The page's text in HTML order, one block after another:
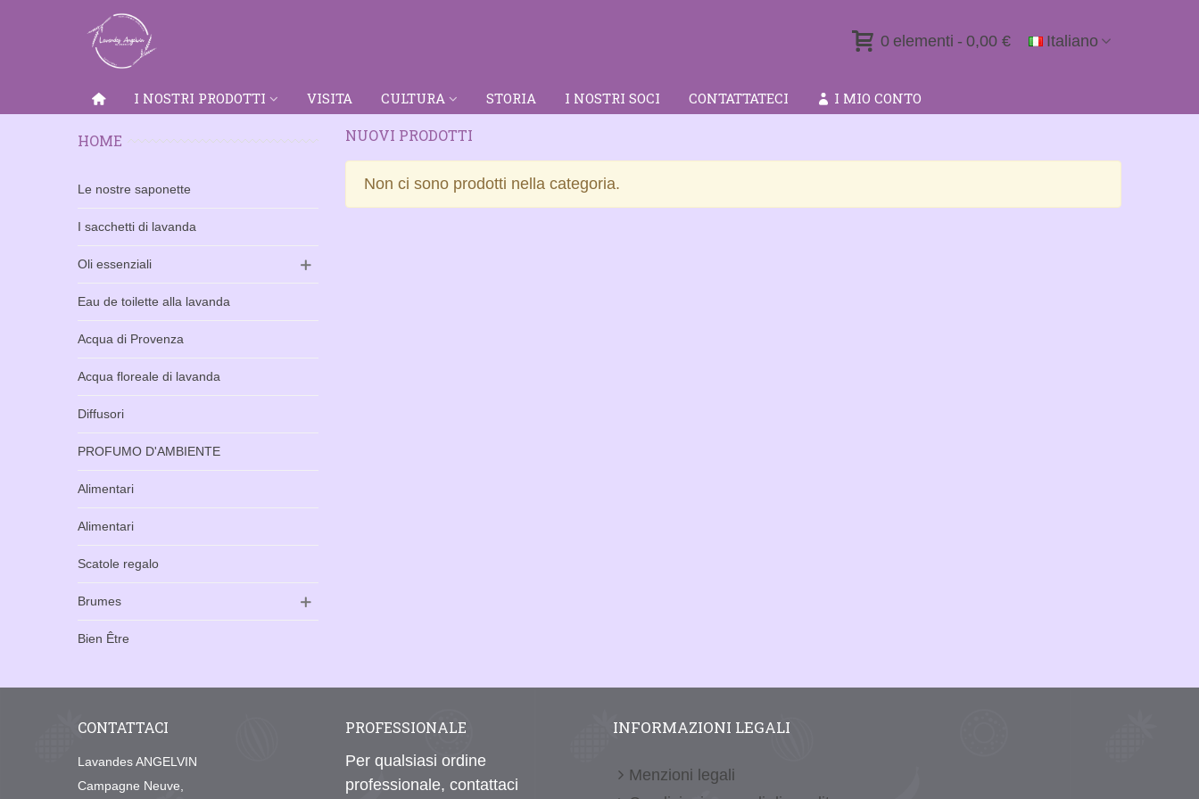
0 elementi - 0,00 € Italiano
I NOSTRI PRODOTTI VISITA CULTURA STORIA I NOSTRI SOCI CONTATTATECI I MIO CONTO
HOME
Le nostre saponette
I sacchetti di lavanda
Oli essenziali
Eau de toilette alla lavanda
Acqua di Provenza
Acqua floreale di lavanda
Diffusori
PROFUMO D'AMBIENTE
Alimentari
Alimentari
Scatole regalo
Brumes
Bien Être
NUOVI PRODOTTI
Non ci sono prodotti nella categoria.
CONTATTACI
Lavandes ANGELVIN
Campagne Neuve,
PROFESSIONALE
Per qualsiasi ordine
professionale, contattaci
INFORMAZIONI LEGALI
Menzioni legali